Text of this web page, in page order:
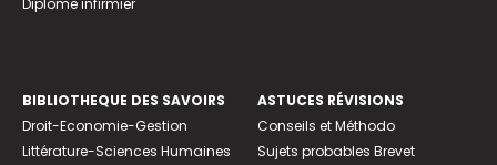
BIBLIOTHEQUE DES SAVOIRS
Droit-Economie-Gestion
Littérature-Sciences Humaines
ASTUCES RÉVISIONS
Conseils et Méthodo
Sujets probables Brevet